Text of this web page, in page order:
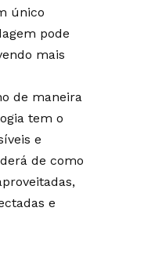
único
pode
mais
de maneira
tem o
e
de como
e